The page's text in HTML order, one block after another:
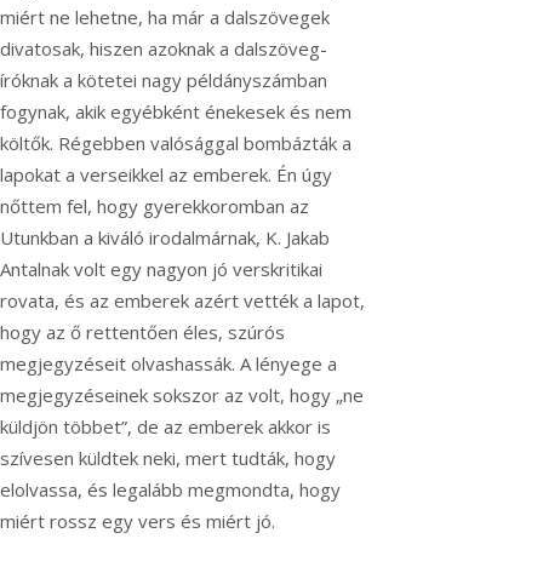
miért ne lehetne, ha már a dalszövegek
divatosak, hiszen azoknak a dalszöveg-
íróknak a kötetei nagy példányszámban
fogynak, akik egyébként énekesek és nem
költők. Régebben valósággal bombázták a
lapokat a verseikkel az emberek. Én úgy
nőttem fel, hogy gyerekkoromban az
Utunkban a kiváló irodalmárnak, K. Jakab
Antalnak volt egy nagyon jó verskritikai
rovata, és az emberek azért vették a lapot,
hogy az ő rettentően éles, szúrós
megjegyzéseit olvashassák. A lényege a
megjegyzéseinek sokszor az volt, hogy „ne
küldjön többet”, de az emberek akkor is
szívesen küldtek neki, mert tudták, hogy
elolvassa, és legalább megmondta, hogy
miért rossz egy vers és miért jó.